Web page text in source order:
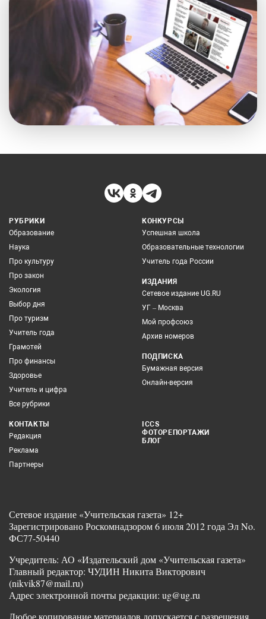
РУБРИКИ
Образование
Наука
Про культуру
Про закон
Экология
Выбор дня
Про туризм
Учитель года
Грамотей
Про финансы
Здоровье
Учитель и цифра
Все рубрики
КОНКУРСЫ
Успешная школа
Образовательные технологии
Учитель года России
ИЗДАНИЯ
Сетевое издание UG.RU
УГ – Москва
Мой профсоюз
Архив номеров
ПОДПИСКА
Бумажная версия
Онлайн-версия
КОНТАКТЫ
Редакция
Реклама
Партнеры
ICCS
ФОТОРЕПОРТАЖИ
БЛОГ
Сетевое издание «Учительская газета» 12+
Зарегистрировано Роскомнадзором 6 июля 2012 года Эл No.
ФС77-50440
Учредитель: АО «Издательский дом «Учительская газета»
Главный редактор: ЧУДИН Никита Викторович
(nikvik87@mail.ru)
Адрес электронной почты редакции: ug@ug.ru
Любое копирование материалов допускается с разрешения